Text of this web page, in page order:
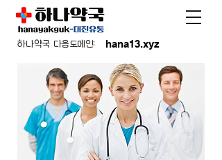
hana13.xyz
하나약국 다음도메인: